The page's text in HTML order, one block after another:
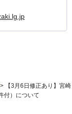
> 【3月6日修正あり】宮崎
付）について